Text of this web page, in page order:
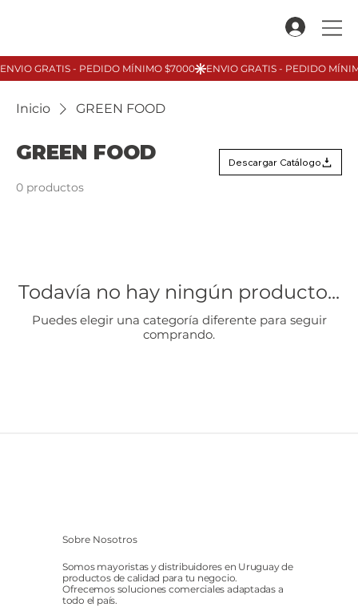
Inicio GREEN FOOD
GREEN FOOD
0 productos
Todavía no hay ningún producto...
Puedes elegir una categoría diferente para seguir
comprando.
Descargar Catálogo
Sobre Nosotros
Somos mayoristas y distribuidores en Uruguay de
productos de calidad para tu negocio.
Ofrecemos soluciones comerciales adaptadas a
todo el país.